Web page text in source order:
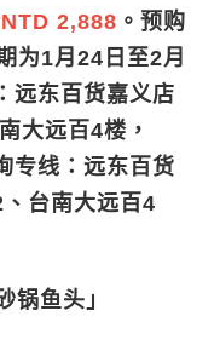
2,888 。预购
为1月24日至2月
远东百货嘉义店
大远百4楼，
专线：远东百货
台南大远百4
鱼头」